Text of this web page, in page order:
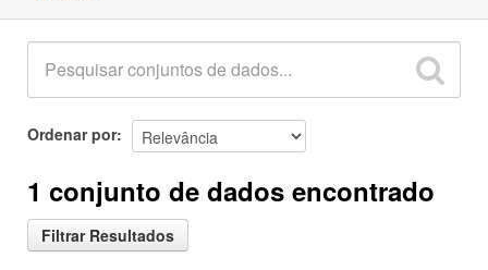
Ordenar por
1 conjunto de dados encontrado
Filtrar Resultados